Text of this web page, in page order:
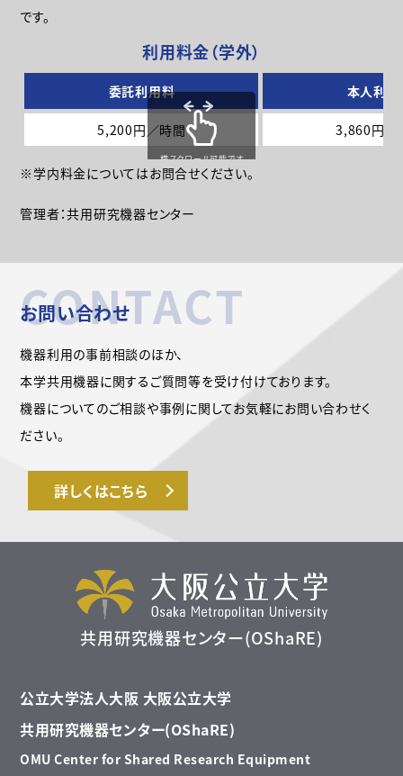
です。
利用料金（学外）
委託利用料 本人利用
5,200円／時間 3,860円／
横スクロール可能です
※学内料金についてはお問合せください。
管理者：共用研究機器センター
CONTACT
お問い合わせ
機器利用の事前相談のほか、
本学共用機器に関するご質問等を受け付けております。
機器についてのご相談や事例に関してお気軽にお問い合わせく
ださい。
詳しくはこちら
共用研究機器センター(OShaRE)
公立大学法人大阪 大阪公立大学
共用研究機器センター(OShaRE)
OMU Center for Shared Research Equipment